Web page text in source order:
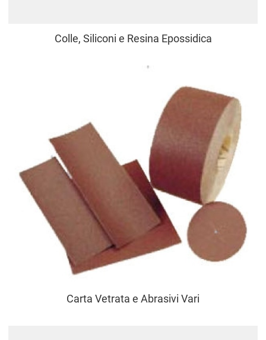
Colle, Siliconi e Resina Epossidica
Carta Vetrata e Abrasivi Vari